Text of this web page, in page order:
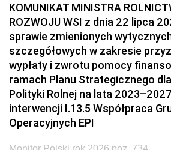
KOMUNIKAT MINISTRA
ROZWOJU WSI z dnia 22 lipca
sprawie zmienionych
szczegółowych w zakresie
wypłaty i zwrotu pomocy
ramach Planu Strategicznego
Polityki Rolnej na lata
interwencji I.13.5 Współpraca
Operacyjnych EPI